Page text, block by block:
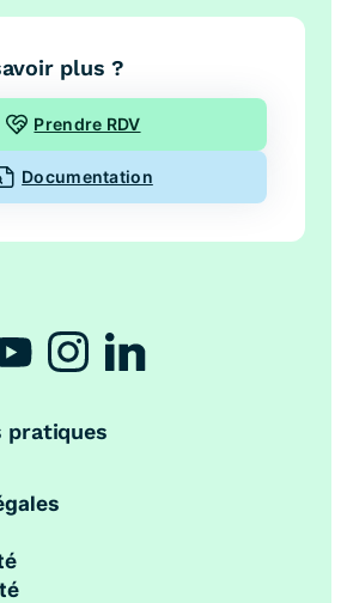
plus ?
Prendre RDV
Documentation
pratiques